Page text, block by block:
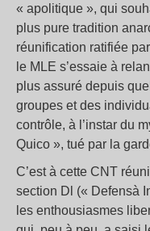
« apolitique », qui
plus pure tradition
réunification ratifiée
le MLE s’essaie à
plus assuré depuis
groupes et des
contrôle, à l’instar du
Quico », tué par la
C’est à cette CNT
section Dl (« Defensà
les enthousiasmes